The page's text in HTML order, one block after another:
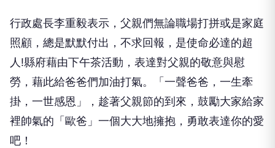
行政處長李重毅表示，父親們無論職場打拼或是家庭
照顧，總是默默付出，不求回報，是使命必達的超
人!縣府藉由下午茶活動，表達對父親的敬意與慰
勞，藉此給爸爸們加油打氣。「一聲爸爸，一生牽
掛，一世感恩」，趁著父親節的到來，鼓勵大家給家
裡帥氣的「歐爸」一個大大地擁抱，勇敢表達你的愛
吧！